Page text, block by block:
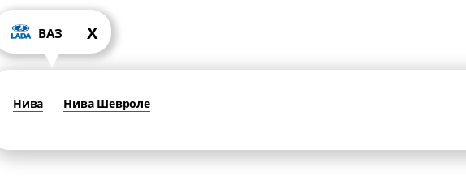
ВАЗ X
Нива Нива Шевроле